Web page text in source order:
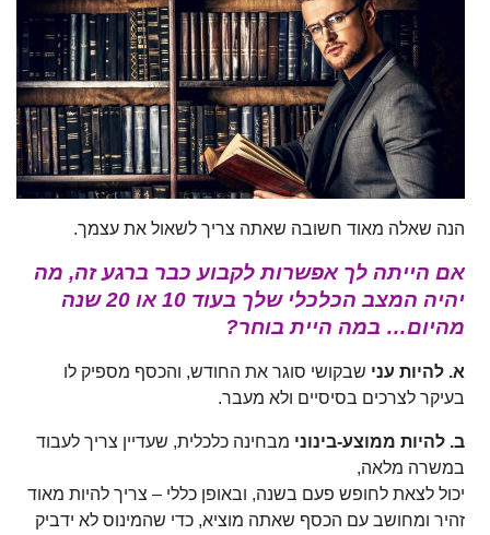
הנה שאלה מאוד חשובה שאתה צריך לשאול את עצמך.
אם הייתה לך אפשרות לקבוע כבר ברגע זה, מה
יהיה המצב הכלכלי שלך בעוד 10 או 20 שנה
מהיום… במה היית בוחר?
א. להיות עני שבקושי סוגר את החודש, והכסף מספיק לו
בעיקר לצרכים בסיסיים ולא מעבר.
ב. להיות ממוצע-בינוני מבחינה כלכלית, שעדיין צריך לעבוד
במשרה מלאה,
יכול לצאת לחופש פעם בשנה, ובאופן כללי – צריך להיות מאוד
זהיר ומחושב עם הכסף שאתה מוציא, כדי שהמינוס לא ידביק